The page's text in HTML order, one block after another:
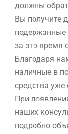
должны
Вы получите
за это время
Благодаря
наличные в
средства уже
При
наших
подробно